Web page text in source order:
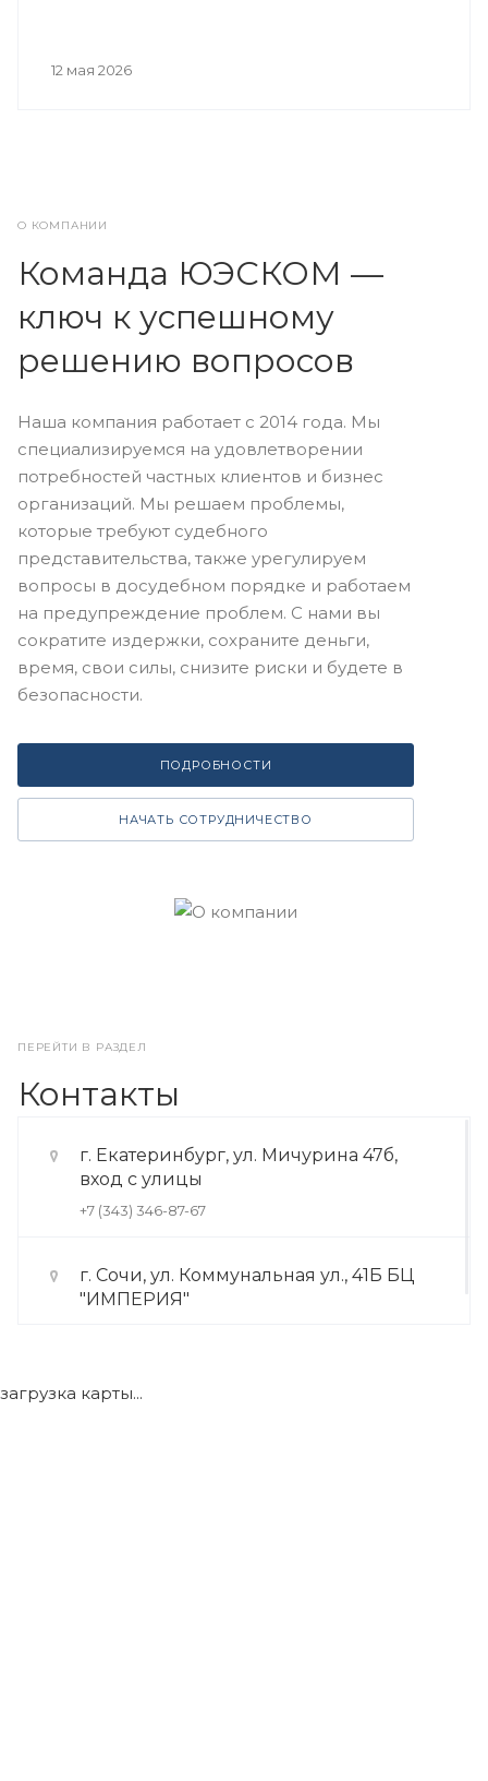
12 мая 2026
О КОМПАНИИ
Команда ЮЭСКОМ —
ключ к успешному
решению вопросов
Наша компания работает с 2014 года. Мы
специализируемся на удовлетворении
потребностей частных клиентов и бизнес
организаций. Мы решаем проблемы,
которые требуют судебного
представительства, также урегулируем
вопросы в досудебном порядке и работаем
на предупреждение проблем. С нами вы
сократите издержки, сохраните деньги,
время, свои силы, снизите риски и будете в
безопасности.
ПОДРОБНОСТИ
НАЧАТЬ СОТРУДНИЧЕСТВО
ПЕРЕЙТИ В РАЗДЕЛ
Контакты
г. Екатеринбург, ул. Мичурина 47б,
вход с улицы
+7 (343) 346-87-67
г. Сочи, ул. Коммунальная ул., 41Б БЦ
"ИМПЕРИЯ"
загрузка карты...